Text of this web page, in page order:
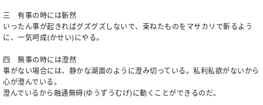
三 有事の時には斬然
いったん事が起きればグズグズしないで、束ねたものをマサカリで斬るよう
に、一気呵成(かせい)にやる。
四 無事の時には澄然
事がない場合には、静かな湖面のように澄み切っている。私利私欲がないから
心が澄んでいる。
澄んでいるから融通無碍(ゆうずうむげ)に動くことができるのだ。